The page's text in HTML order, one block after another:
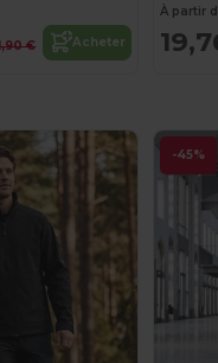
€ Acheter
À partir
-45%